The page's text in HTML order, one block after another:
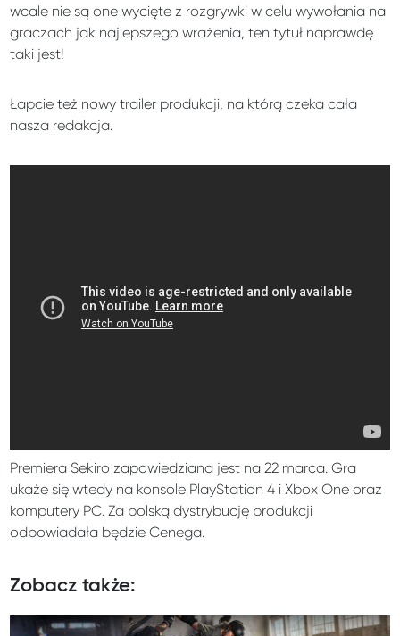
wcale nie są one wycięte z rozgrywki w celu wywołania na
graczach jak najlepszego wrażenia, ten tytuł naprawdę
taki jest!
Łapcie też nowy trailer produkcji, na którą czeka cała
nasza redakcja.
Premiera Sekiro zapowiedziana jest na 22 marca. Gra
ukaże się wtedy na konsole PlayStation 4 i Xbox One oraz
komputery PC. Za polską dystrybucję produkcji
odpowiadała będzie Cenega.
Zobacz także: